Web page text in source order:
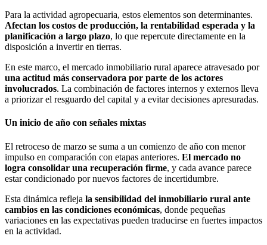
Para la actividad agropecuaria, estos elementos son determinantes.
Afectan los costos de producción, la rentabilidad esperada y la
planificación a largo plazo, lo que repercute directamente en la
disposición a invertir en tierras.
En este marco, el mercado inmobiliario rural aparece atravesado por
una actitud más conservadora por parte de los actores
involucrados. La combinación de factores internos y externos lleva
a priorizar el resguardo del capital y a evitar decisiones apresuradas.
Un inicio de año con señales mixtas
El retroceso de marzo se suma a un comienzo de año con menor
impulso en comparación con etapas anteriores. El mercado no
logra consolidar una recuperación firme, y cada avance parece
estar condicionado por nuevos factores de incertidumbre.
Esta dinámica refleja la sensibilidad del inmobiliario rural ante
cambios en las condiciones económicas, donde pequeñas
variaciones en las expectativas pueden traducirse en fuertes impactos
en la actividad.